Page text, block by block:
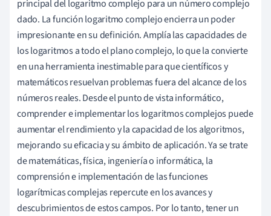
principal del logaritmo complejo para un número complejo
dado. La función logaritmo complejo encierra un poder
impresionante en su definición. Amplía las capacidades de
los logaritmos a todo el plano complejo, lo que la convierte
en una herramienta inestimable para que científicos y
matemáticos resuelvan problemas fuera del alcance de los
números reales. Desde el punto de vista informático,
comprender e implementar los logaritmos complejos puede
aumentar el rendimiento y la capacidad de los algoritmos,
mejorando su eficacia y su ámbito de aplicación. Ya se trate
de matemáticas, física, ingeniería o informática, la
comprensión e implementación de las funciones
logarítmicas complejas repercute en los avances y
descubrimientos de estos campos. Por lo tanto, tener un